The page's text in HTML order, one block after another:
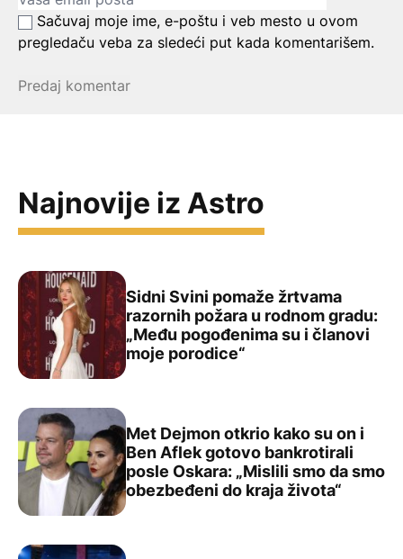
Sačuvaj moje ime, e-poštu i veb mesto u ovom
pregledaču veba za sledeći put kada komentarišem.
Najnovije iz Astro
Sidni Svini pomaže žrtvama razornih požara u rodnom
Sidni Svini pomaže žrtvama
razornih požara u rodnom gradu:
„Među pogođenima su i članovi
moje porodice“
Met Dejmon otkrio kako su on i Ben Aflek gotovo
Met Dejmon otkrio kako su on i
Ben Aflek gotovo bankrotirali
posle Oskara: „Mislili smo da smo
obezbeđeni do kraja života“